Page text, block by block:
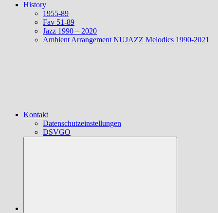
History
1955-89
Fav 51-89
Jazz 1990 – 2020
Ambient Arrangement NUJAZZ Melodics 1990-2021
Kontakt
Datenschutzeinstellungen
DSVGO